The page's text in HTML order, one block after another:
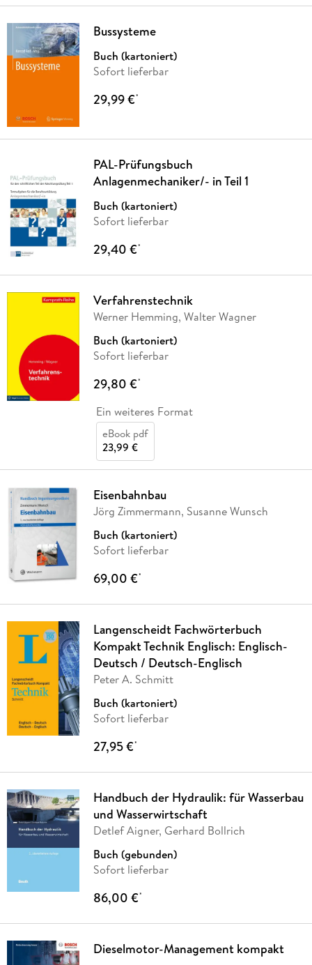
Bussysteme
Buch (kartoniert)
Sofort lieferbar
29,99 €*
PAL-Prüfungsbuch
Anlagenmechaniker/- in Teil 1
Buch (kartoniert)
Sofort lieferbar
29,40 €*
Verfahrenstechnik
Werner Hemming, Walter Wagner
Buch (kartoniert)
Sofort lieferbar
29,80 €*
Ein weiteres Format
eBook pdf
23,99 €
Eisenbahnbau
Jörg Zimmermann, Susanne Wunsch
Buch (kartoniert)
Sofort lieferbar
69,00 €*
Langenscheidt Fachwörterbuch
Kompakt Technik Englisch: Englisch-
Deutsch / Deutsch-Englisch
Peter A. Schmitt
Buch (kartoniert)
Sofort lieferbar
27,95 €*
Handbuch der Hydraulik: für Wasserbau
und Wasserwirtschaft
Detlef Aigner, Gerhard Bollrich
Buch (gebunden)
Sofort lieferbar
86,00 €*
Dieselmotor-Management kompakt